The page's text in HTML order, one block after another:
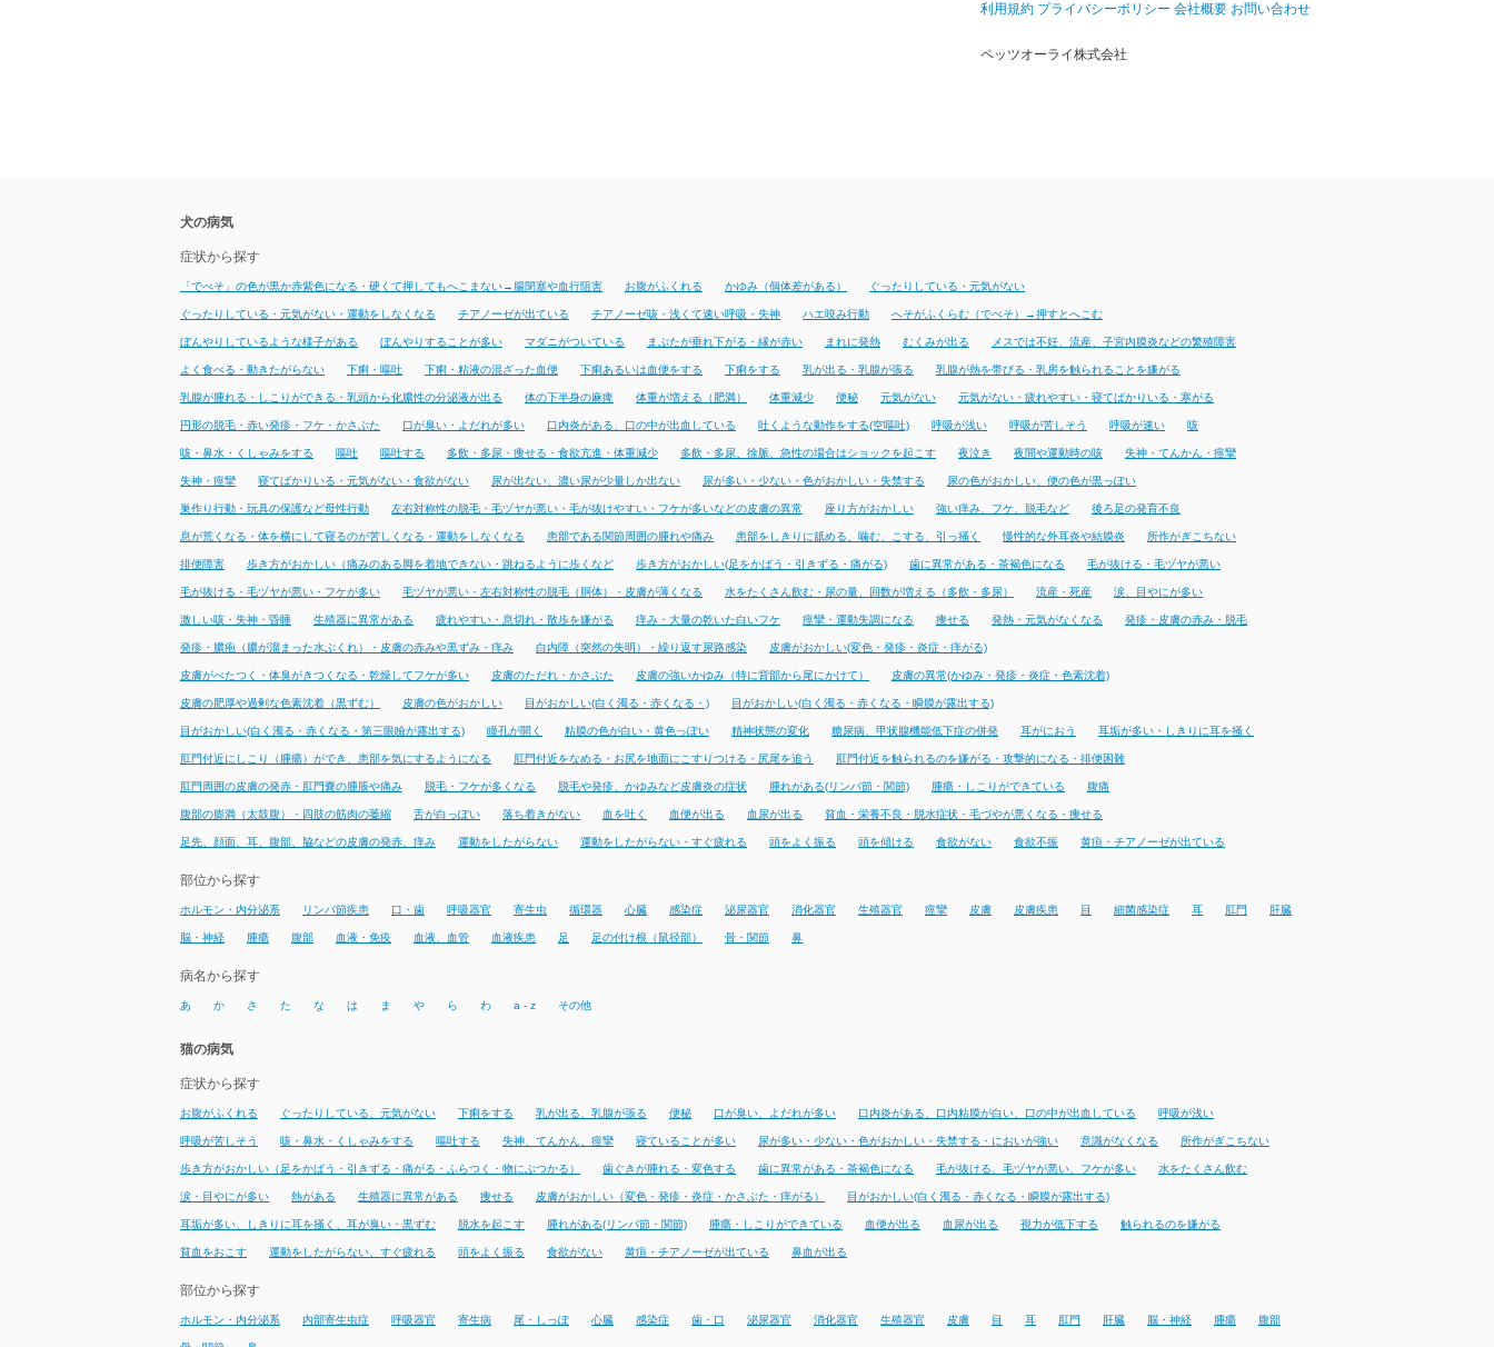
利用規約 プライバシーポリシー 会社概要 お問い合わせ
ペッツオーライ株式会社
犬の病気
症状から探す
「でべそ」の色が黒か赤紫色になる・硬くて押してもへこまない→腸閉塞や血行阻害 お腹がふくれる かゆみ（個体差がある） ぐったりしている・元気がない
ぐったりしている・元気がない・運動をしなくなる チアノーゼが出ている チアノーゼ咳・浅くて速い呼吸・失神 ハエ咬み行動 へそがふくらむ（でべそ）→押すとへこむ
ぼんやりしているような様子がある ぼんやりすることが多い マダニがついている まぶたが垂れ下がる・縁が赤い まれに発熱 むくみが出る メスでは不妊、流産、子宮内膜炎などの繁殖障害
よく食べる・動きたがらない 下痢・嘔吐 下痢・粘液の混ざった血便 下痢あるいは血便をする 下痢をする 乳が出る・乳腺が張る 乳腺が熱を帯びる・乳房を触られることを嫌がる
乳腺が腫れる・しこりができる・乳頭から化膿性の分泌液が出る 体の下半身の麻痺 体重が増える（肥満） 体重減少 便秘 元気がない 元気がない・疲れやすい・寝てばかりいる・寒がる
円形の脱毛・赤い発疹・フケ・かさぶた 口が臭い・よだれが多い 口内炎がある、口の中が出血している 吐くような動作をする(空嘔吐) 呼吸が浅い 呼吸が苦しそう 呼吸が速い 咳
咳・鼻水・くしゃみをする 嘔吐 嘔吐する 多飲・多尿・痩せる・食欲亢進・体重減少 多飲・多尿、徐脈、急性の場合はショックを起こす 夜泣き 夜間や運動時の咳 失神・てんかん・痙攣
失神・痙攣 寝てばかりいる・元気がない・食欲がない 尿が出ない、濃い尿が少量しか出ない 尿が多い・少ない・色がおかしい・失禁する 尿の色がおかしい、便の色が黒っぽい
巣作り行動・玩具の保護など母性行動 左右対称性の脱毛・毛ヅヤが悪い・毛が抜けやすい・フケが多いなどの皮膚の異常 座り方がおかしい 強い痒み、フケ、脱毛など 後ろ足の発育不良
息が荒くなる・体を横にして寝るのが苦しくなる・運動をしなくなる 患部である関節周囲の腫れや痛み 患部をしきりに舐める、噛む、こする、引っ掻く 慢性的な外耳炎や結膜炎 所作がぎこちない
排便障害 歩き方がおかしい（痛みのある脚を着地できない・跳ねるように歩くなど 歩き方がおかしい(足をかばう・引きずる・痛がる) 歯に異常がある・茶褐色になる 毛が抜ける・毛ヅヤが悪い
毛が抜ける・毛ヅヤが悪い・フケが多い 毛ヅヤが悪い・左右対称性の脱毛（胴体）・皮膚が薄くなる 水をたくさん飲む・尿の量、回数が増える（多飲・多尿） 流産・死産 涙、目やにが多い
激しい咳・失神・昏睡 生殖器に異常がある 疲れやすい・息切れ・散歩を嫌がる 痒み・大量の乾いた白いフケ 痙攣・運動失調になる 痩せる 発熱・元気がなくなる 発疹・皮膚の赤み・脱毛
発疹・膿疱（膿が溜まった水ぶくれ）・皮膚の赤みや黒ずみ・痒み 白内障（突然の失明）・繰り返す尿路感染 皮膚がおかしい(変色・発疹・炎症・痒がる)
皮膚がべたつく・体臭がきつくなる・乾燥してフケが多い 皮膚のただれ・かさぶた 皮膚の強いかゆみ（特に背部から尾にかけて） 皮膚の異常(かゆみ・発疹・炎症・色素沈着)
皮膚の肥厚や過剰な色素沈着（黒ずむ） 皮膚の色がおかしい 目がおかしい(白く濁る・赤くなる・) 目がおかしい(白く濁る・赤くなる・瞬膜が露出する)
目がおかしい(白く濁る・赤くなる・第三眼瞼が露出する) 瞳孔が開く 粘膜の色が白い・黄色っぽい 精神状態の変化 糖尿病、甲状腺機能低下症の併発 耳がにおう 耳垢が多い・しきりに耳を掻く
肛門付近にしこり（腫瘍）ができ、患部を気にするようになる 肛門付近をなめる・お尻を地面にこすりつける・尻尾を追う 肛門付近を触られるのを嫌がる・攻撃的になる・排便困難
肛門周囲の皮膚の発赤・肛門嚢の腫脹や痛み 脱毛・フケが多くなる 脱毛や発疹、かゆみなど皮膚炎の症状 腫れがある(リンパ節・関節) 腫瘍・しこりができている 腹痛
腹部の膨満（太鼓腹）・四肢の筋肉の萎縮 舌が白っぽい 落ち着きがない 血を吐く 血便が出る 血尿が出る 貧血・栄養不良・脱水症状・毛づやが悪くなる・痩せる
足先、顔面、耳、腹部、脇などの皮膚の発赤、痒み 運動をしたがらない 運動をしたがらない・すぐ疲れる 頭をよく振る 頭を傾ける 食欲がない 食欲不振 黄疸・チアノーゼが出ている
部位から探す
ホルモン・内分泌系 リンパ節疾患 口・歯 呼吸器官 寄生虫 循環器 心臓 感染症 泌尿器官 消化器官 生殖器官 痙攣 皮膚 皮膚疾患 目 細菌感染症 耳 肛門 肝臓
脳・神経 腫瘍 腹部 血液・免疫 血液、血管 血液疾患 足 足の付け根（鼠径部） 骨・関節 鼻
病名から探す
あ か さ た な は ま や ら わ a - z その他
猫の病気
症状から探す
お腹がふくれる ぐったりしている、元気がない 下痢をする 乳が出る、乳腺が張る 便秘 口が臭い、よだれが多い 口内炎がある、口内粘膜が白い、口の中が出血している 呼吸が浅い
呼吸が苦しそう 咳・鼻水・くしゃみをする 嘔吐する 失神、てんかん、痙攣 寝ていることが多い 尿が多い・少ない・色がおかしい・失禁する・においが強い 意識がなくなる 所作がぎこちない
歩き方がおかしい（足をかばう・引きずる・痛がる・ふらつく・物にぶつかる） 歯ぐきが腫れる・変色する 歯に異常がある・茶褐色になる 毛が抜ける、毛ヅヤが悪い、フケが多い 水をたくさん飲む
涙・目やにが多い 熱がある 生殖器に異常がある 痩せる 皮膚がおかしい（変色・発疹・炎症・かさぶた・痒がる） 目がおかしい(白く濁る・赤くなる・瞬膜が露出する)
耳垢が多い、しきりに耳を掻く、耳が臭い・黒ずむ 脱水を起こす 腫れがある(リンパ節・関節) 腫瘍・しこりができている 血便が出る 血尿が出る 視力が低下する 触られるのを嫌がる
貧血をおこす 運動をしたがらない、すぐ疲れる 頭をよく振る 食欲がない 黄疸・チアノーゼが出ている 鼻血が出る
部位から探す
ホルモン・内分泌系 内部寄生虫症 呼吸器官 寄生病 尾・しっぽ 心臓 感染症 歯・口 泌尿器官 消化器官 生殖器官 皮膚 目 耳 肛門 肝臓 脳・神経 腫瘍 腹部